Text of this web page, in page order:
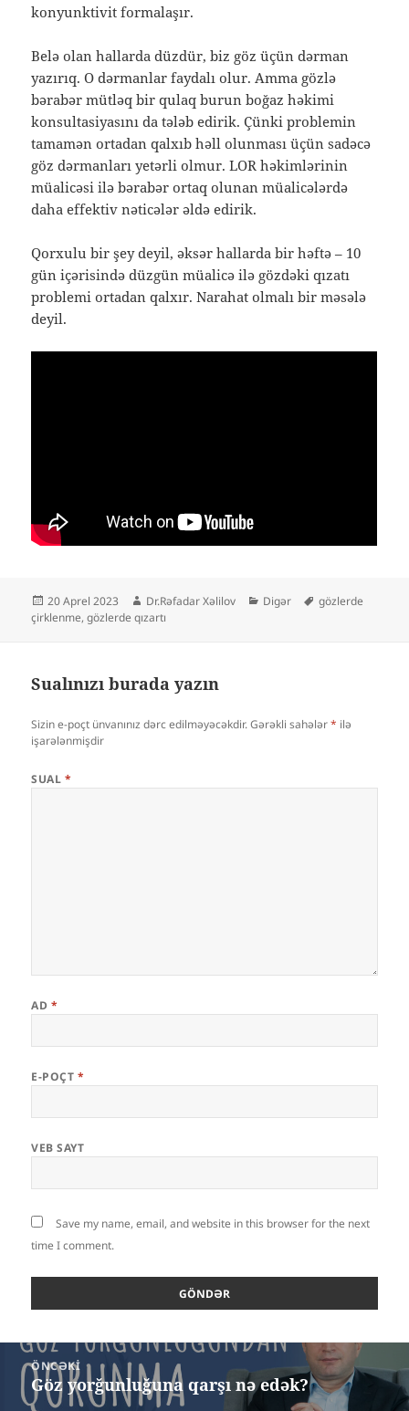
konyunktivit formalaşır.
Belə olan hallarda düzdür, biz göz üçün dərman
yazırıq. O dərmanlar faydalı olur. Amma gözlə
bərabər mütləq bir qulaq burun boğaz həkimi
konsultasiyasını da tələb edirik. Çünki problemin
tamamən ortadan qalxıb həll olunması üçün sadəcə
göz dərmanları yetərli olmur. LOR həkimlərinin
müalicəsi ilə bərabər ortaq olunan müalicələrdə
daha effektiv nəticələr əldə edirik.
Qorxulu bir şey deyil, əksər hallarda bir həftə – 10
gün içərisində düzgün müalicə ilə gözdəki qızatı
problemi ortadan qalxır. Narahat olmalı bir məsələ
deyil.
Yayım
tarixi
20 Aprel 2023 Müəllif
Dr.Rəfadar Xəlilov Kateqoriyalar
Digər Etiketlər
gözlerde
çirklenme,gözlerde qızartı
Sualınızı burada yazın
Sizin e-poçt ünvanınız dərc edilməyəcəkdir. Gərəkli sahələr* ilə
işarələnmişdir
SUAL *
AD *
E-POÇT *
VEB SAYT
Save my name, email, and website in this browser for the next
time I comment.
Yazı
naviqasiyası
ÖNCƏKI
Öncəki
yazı:
Göz yorğunluğuna qarşı nə edək?